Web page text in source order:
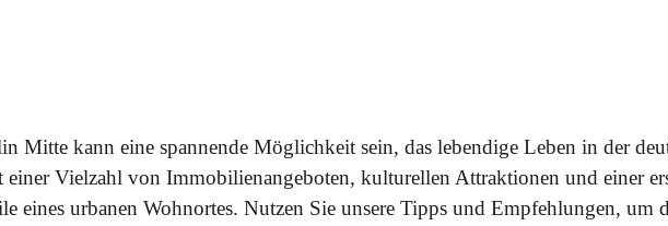
Mitte kann eine spannende Möglichkeit sein, das lebendige Leben in der
einer Vielzahl von Immobilienangeboten, kulturellen Attraktionen und einer
eines urbanen Wohnortes. Nutzen Sie unsere Tipps und Empfehlungen, um